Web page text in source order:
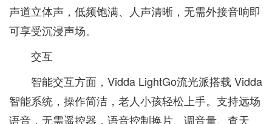
声道立体声，低频饱满、人声清晰，无需外接音响即
可享受沉浸声场。
交互
智能交互方面，Vidda LightGo流光派搭载 Vidda
智能系统，操作简洁，老人小孩轻松上手。支持远场
语音，无需遥控器，语音控制换片、调音量、查天